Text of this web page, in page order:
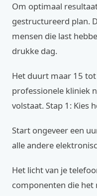
Om optimaal
gestructureerd plan.
mensen die last
drukke dag.
Het duurt maar 15
professionele kliniek
volstaat. Stap 1: Kies
Start ongeveer een
alle andere
Het licht van je
componenten die